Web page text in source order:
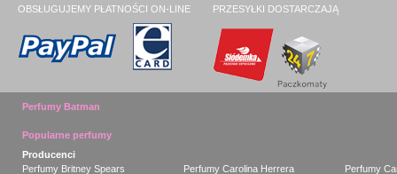
OBSŁUGUJEMY PŁATNOŚCI ON-LINE PRZESYŁKI DOSTARCZAJĄ
Perfumy Batman
Popularne perfumy
Producenci
Perfumy Britney Spears
Perfumy Carolina Herrera Perfumy